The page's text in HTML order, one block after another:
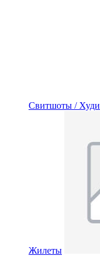
Свитшоты / Худи
Жилеты